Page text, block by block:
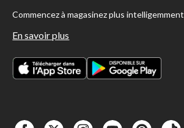
Commencez à magasinez plus intelligemment
En savoir plus